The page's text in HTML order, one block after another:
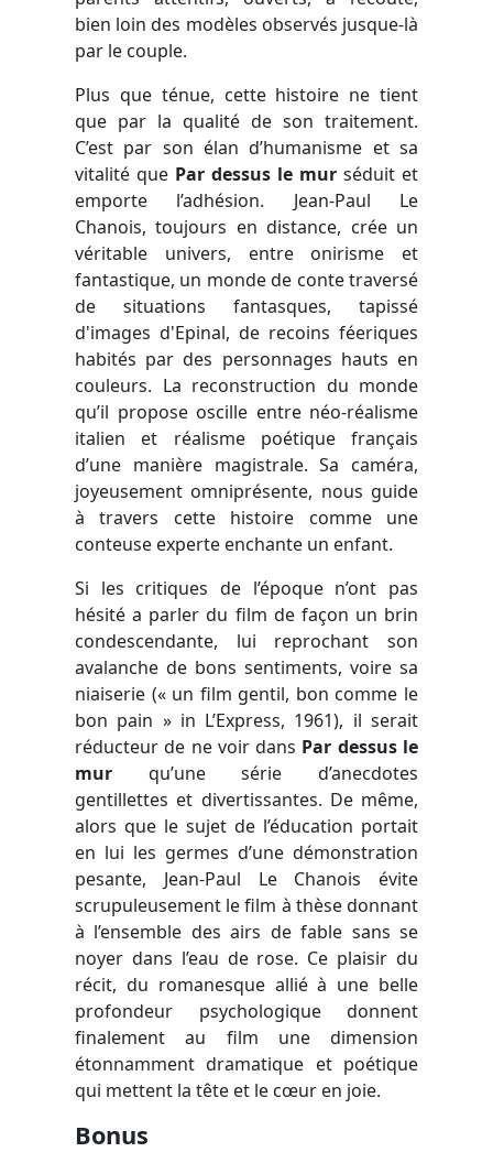
bien loin des modèles observés jusque-là
par le couple.
Plus que ténue, cette histoire ne tient
que par la qualité de son traitement.
C’est par son élan d’humanisme et sa
vitalité que Par dessus le mur séduit et
emporte l’adhésion. Jean-Paul Le
Chanois, toujours en distance, crée un
véritable univers, entre onirisme et
fantastique, un monde de conte traversé
de situations fantasques, tapissé
d'images d'Epinal, de recoins féeriques
habités par des personnages hauts en
couleurs. La reconstruction du monde
qu’il propose oscille entre néo-réalisme
italien et réalisme poétique français
d’une manière magistrale. Sa caméra,
joyeusement omniprésente, nous guide
à travers cette histoire comme une
conteuse experte enchante un enfant.
Si les critiques de l’époque n’ont pas
hésité a parler du film de façon un brin
condescendante, lui reprochant son
avalanche de bons sentiments, voire sa
niaiserie (« un film gentil, bon comme le
bon pain » in L’Express, 1961), il serait
réducteur de ne voir dans Par dessus le
mur qu’une série d’anecdotes
gentillettes et divertissantes. De même,
alors que le sujet de l’éducation portait
en lui les germes d’une démonstration
pesante, Jean-Paul Le Chanois évite
scrupuleusement le film à thèse donnant
à l’ensemble des airs de fable sans se
noyer dans l’eau de rose. Ce plaisir du
récit, du romanesque allié à une belle
profondeur psychologique donnent
finalement au film une dimension
étonnamment dramatique et poétique
qui mettent la tête et le cœur en joie.
Bonus